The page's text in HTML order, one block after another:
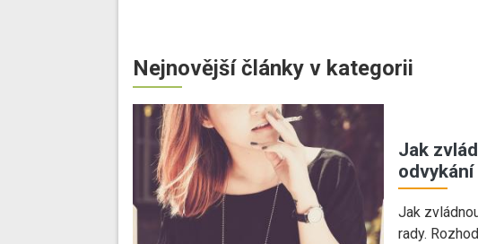
Nejnovější články v kategorii
Jak
Jak
rady.